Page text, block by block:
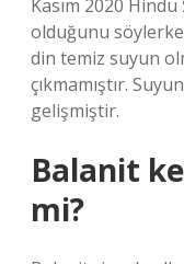
Kasım 2020
olduğunu
din temiz suyun
çıkmamıştır.
gelişmiştir.
Balanit
mi?